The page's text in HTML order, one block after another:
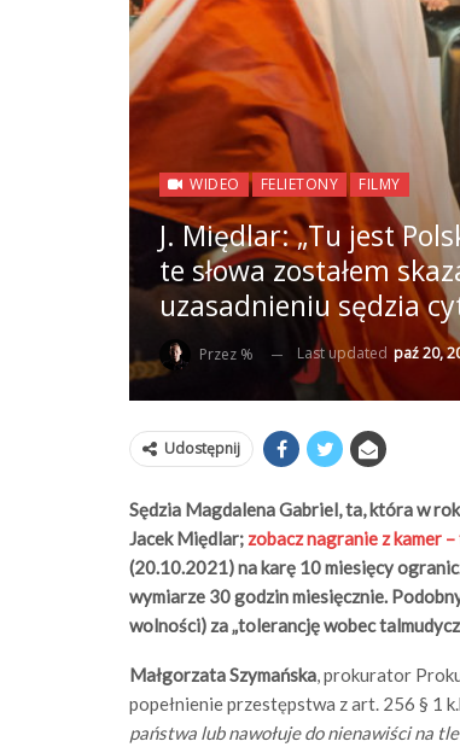
WIDEO FELIETONY FILMY
J. Międlar: „Tu jest
te słowa zostałem
uzasadnieniu sędzia
Przez % Last updated paź 20,
Udostępnij
Sędzia Magdalena Gabriel, ta, która w
Jacek Międlar; zobacz nagranie z kamer
(20.10.2021) na karę 10 miesięcy
wymiarze 30 godzin miesięcznie.
wolności) za „tolerancję wobec
Małgorzata Szymańska, prokurator
popełnienie przestępstwa z art. 256 § 1
państwa lub nawołuje do nienawiści na